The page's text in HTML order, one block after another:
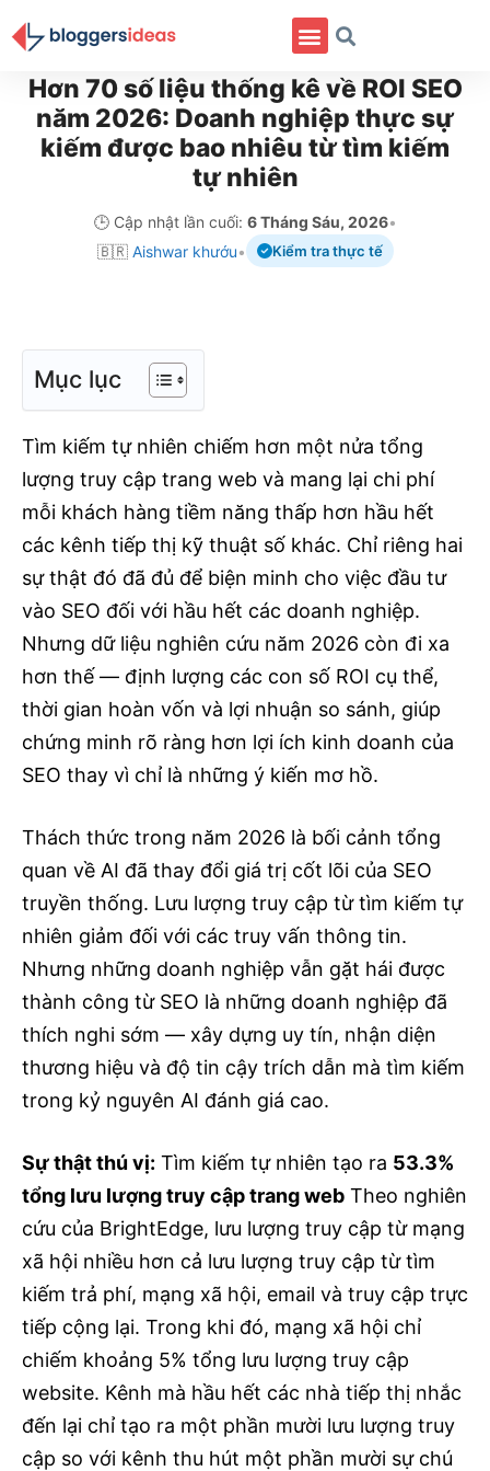
Hơn 70 số liệu thống kê về ROI SEO
năm 2026: Doanh nghiệp thực sự
kiếm được bao nhiêu từ tìm kiếm
tự nhiên
🕒 Cập nhật lần cuối: 6 Tháng Sáu, 2026•
🇧🇷 Aishwar khướu• Kiểm tra thực tế
Mục lục
Tìm kiếm tự nhiên chiếm hơn một nửa tổng
lượng truy cập trang web và mang lại chi phí
mỗi khách hàng tiềm năng thấp hơn hầu hết
các kênh tiếp thị kỹ thuật số khác. Chỉ riêng hai
sự thật đó đã đủ để biện minh cho việc đầu tư
vào SEO đối với hầu hết các doanh nghiệp.
Nhưng dữ liệu nghiên cứu năm 2026 còn đi xa
hơn thế — định lượng các con số ROI cụ thể,
thời gian hoàn vốn và lợi nhuận so sánh, giúp
chứng minh rõ ràng hơn lợi ích kinh doanh của
SEO thay vì chỉ là những ý kiến ​​mơ hồ.
Thách thức trong năm 2026 là bối cảnh tổng
quan về AI đã thay đổi giá trị cốt lõi của SEO
truyền thống. Lưu lượng truy cập từ tìm kiếm tự
nhiên giảm đối với các truy vấn thông tin.
Nhưng những doanh nghiệp vẫn gặt hái được
thành công từ SEO là những doanh nghiệp đã
thích nghi sớm — xây dựng uy tín, nhận diện
thương hiệu và độ tin cậy trích dẫn mà tìm kiếm
trong kỷ nguyên AI đánh giá cao.
Sự thật thú vị: Tìm kiếm tự nhiên tạo ra 53.3%
tổng lưu lượng truy cập trang web Theo nghiên
cứu của BrightEdge, lưu lượng truy cập từ mạng
xã hội nhiều hơn cả lưu lượng truy cập từ tìm
kiếm trả phí, mạng xã hội, email và truy cập trực
tiếp cộng lại. Trong khi đó, mạng xã hội chỉ
chiếm khoảng 5% tổng lưu lượng truy cập
website. Kênh mà hầu hết các nhà tiếp thị nhắc
đến lại chỉ tạo ra một phần mười lưu lượng truy
cập so với kênh thu hút một phần mười sự chú